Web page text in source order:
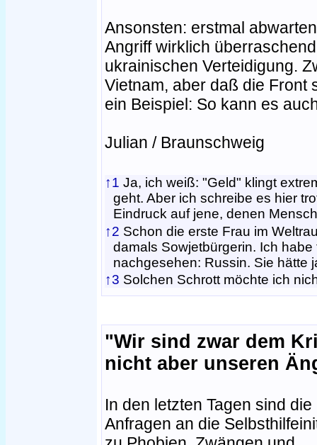
Ansonsten: erstmal
Angriff wirklich
ukrainischen Verteidigung.
Vietnam, aber daß die Front
ein Beispiel: So kann es
Julian / Braunschweig
↑1 Ja, ich weiß: "Geld" klingt
geht. Aber ich schreibe es hier
Eindruck auf jene, denen
↑2 Schon die erste Frau im
damals Sowjetbürgerin. Ich
nachgesehen: Russin. Sie hätte
↑3 Solchen Schrott möchte ich
"Wir sind zwar dem
nicht aber unseren
In den letzten Tagen sind die
Anfragen an die